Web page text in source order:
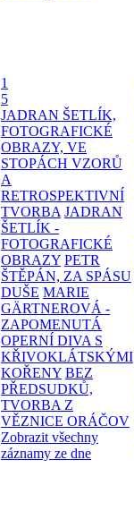
1
5
JADRAN ŠETLÍK,
FOTOGRAFICKÉ
OBRAZY, VE
STOPÁCH VZORŮ
A
RETROSPEKTIVNÍ
TVORBA JADRAN
ŠETLÍK -
FOTOGRAFICKÉ
OBRAZY PETR
ŠTĚPÁN, ZA SPÁSU
DUŠE MARIE
GÄRTNEROVÁ -
ZAPOMENUTÁ
OPERNÍ DIVA S
KŘIVOKLÁTSKÝMI
KOŘENY BEZ
PŘEDSUDKŮ,
TVORBA Z
VĚZNICE ORÁČOV
Zobrazit všechny
záznamy ze dne